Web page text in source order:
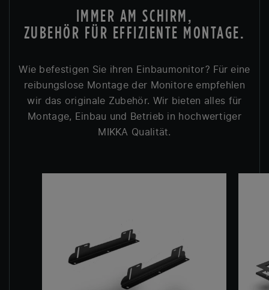
IMMER AM SCHIRM,
ZUBEHÖR FÜR EFFIZIENTE MONTAGE.
Wie befestigen Sie ihren Einbaumonitor? Für eine
reibungslose Montage der Monitore empfehlen
wir das originale Zubehör. Wir bieten alles für
Montage, Einbau und Betrieb in hochwertiger
MIKKA Qualität.